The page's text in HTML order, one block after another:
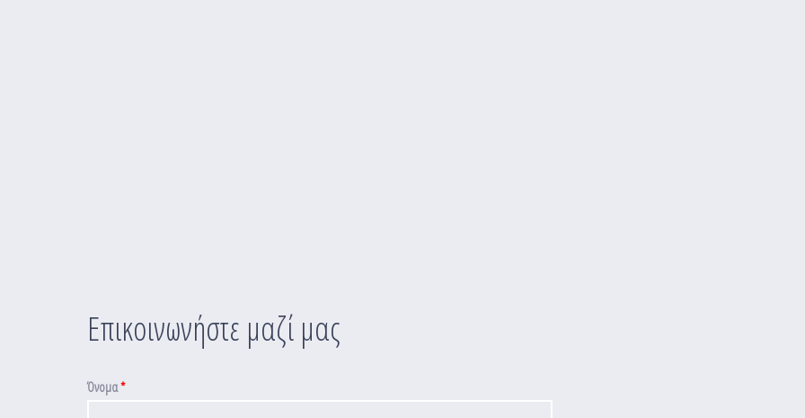
Επικοινωνήστε μαζί μας
Όνομα*